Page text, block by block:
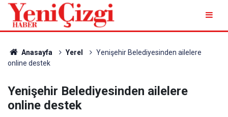
Anasayfa Yerel
Yenişehir Belediyesinden ailelere
online destek
Yenişehir Belediyesinden ailelere
online destek